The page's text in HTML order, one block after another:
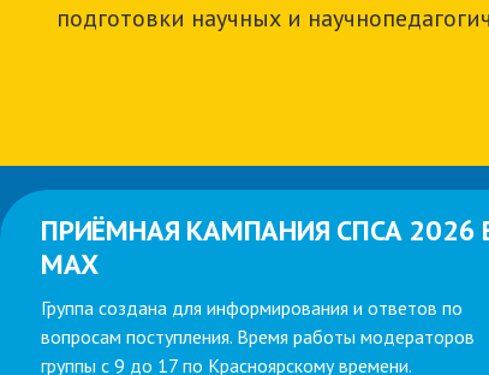
подготовки научных и
ПРИЁМНАЯ КАМПАНИЯ СПСА 2026
MAX
Группа создана для информирования и ответов по
вопросам поступления. Время работы модераторов
группы с 9 до 17 по Красноярскому времени.